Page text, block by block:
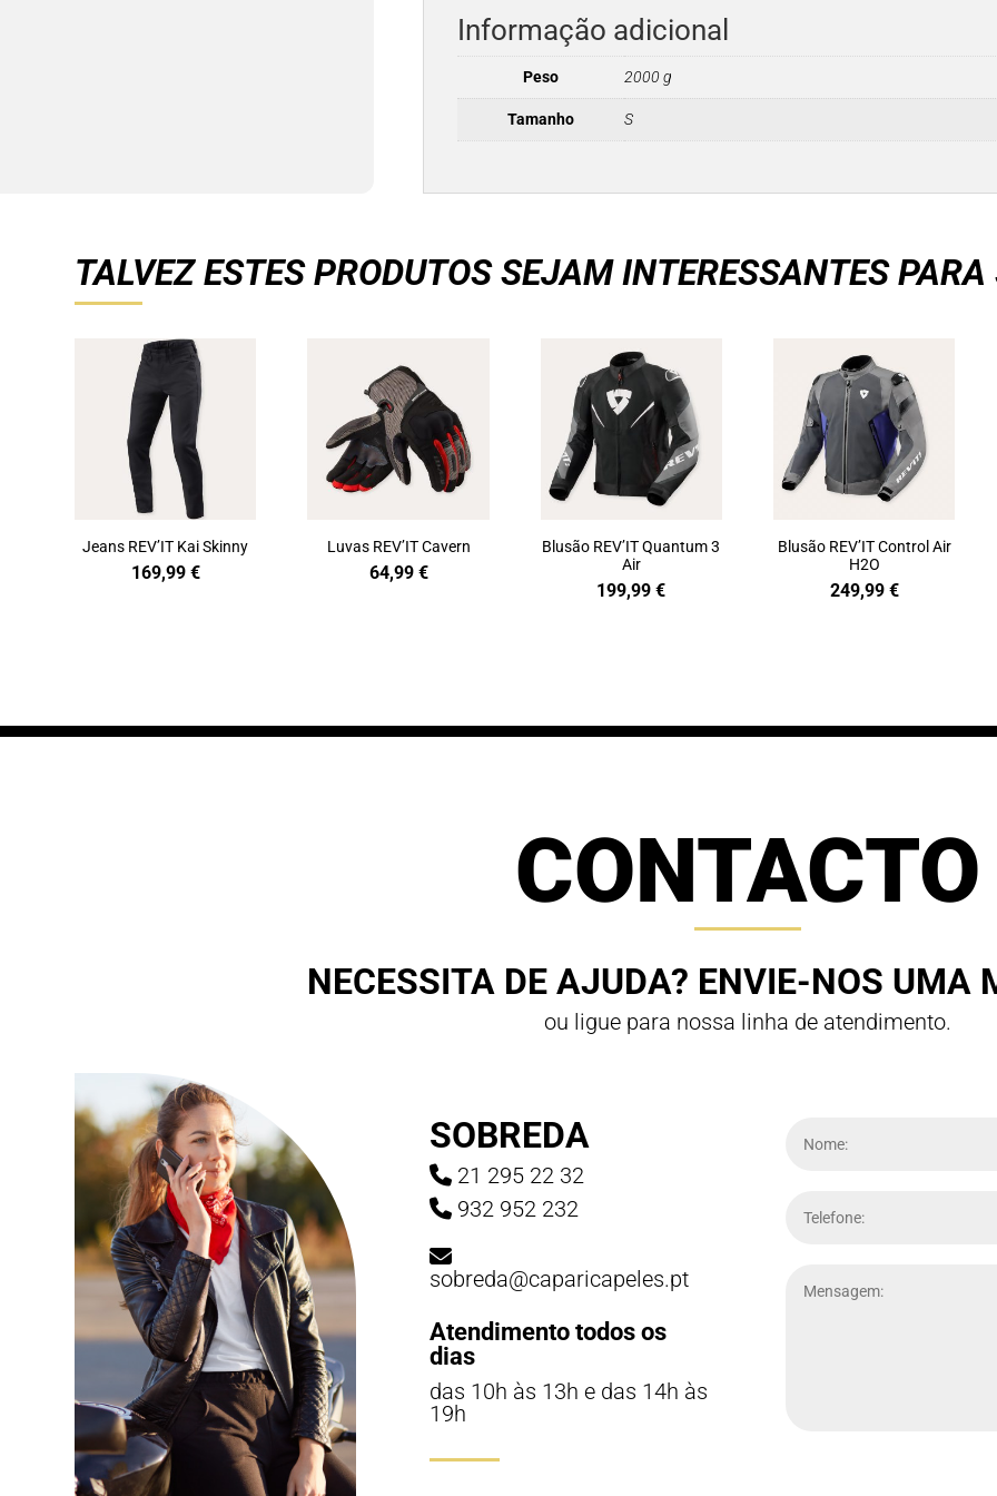
Informação adicional
Peso 2000 g
Tamanho S
TALVEZ ESTES PRODUTOS SEJAM INTERESSANTES PARA
Jeans REV’IT Kai Skinny
169,99 €
Luvas REV’IT Cavern
64,99 €
Blusão REV’IT Quantum 3
Air
199,99€
Blusão REV’IT Control Air
H2O
249,99 €
CONTACTO
NECESSITA DE AJUDA? ENVIE-NOS UMA
ou ligue para nossa linha de atendimento.
SOBREDA
21 295 22 32
932 952 232
sobreda@caparicapeles.pt
Atendimento todos os
dias
das 10h às 13h e das 14h às
19h